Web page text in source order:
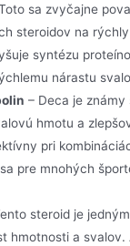
sa zvyčajne
steroidov na
syntézu
nárastu
– Deca je
hmotu a
pri
pre mnohých
steroid je
hmotnosti a svalov.